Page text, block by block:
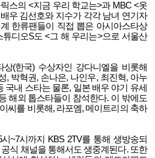
스의 <지금 우리 학교는>과MBC <옷
배우 김선호와 지수가 각각 남녀 연기자
한류팬들이 직접 뽑은 아시아스타상
튜디오S도<그 해 우리는>으로 서울산
상(한국) 수상자인 강다니엘을 비롯해
, 박혁권, 손나은, 나인우, 최진혁, 아누
국내 스타는 물론, 일본 배우 야기 유세
해외 톱스타들이 참석한다. 이 밖에도
씨를 비롯해, 라포엠,메이트리의 축하
시 ~7시까지 KBS 2TV를 통해 생방송되
식 채널을 통해서도 생중계된다. 또한